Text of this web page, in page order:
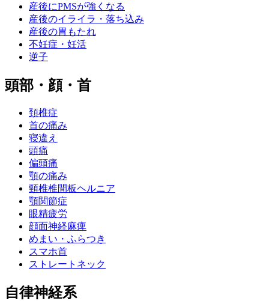
産後にPMSが強くなる
産後のイライラ・落ち込み
産後の胃もたれ
不妊症・妊活
逆子
頭部・顔・首
頚椎症
首の痛み
寝違え
頭痛
偏頭痛
顎の痛み
頸椎椎間板ヘルニア
顎関節症
眼精疲労
顔面神経麻痺
めまい・ふらつき
スマホ首
ストレートネック
自律神経系